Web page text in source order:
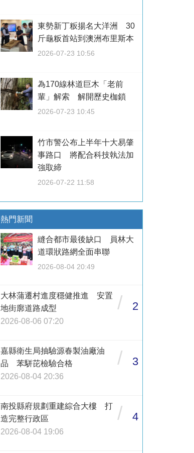
東勢新丁粄揚名大洋洲 30
斤龜粄首站到澳洲布里斯本
2026-07-23 10:56
為170線林道巨木「老前
輩」解索 解開歷史枷鎖
2026-07-23 10:45
竹市警公布上半年十大易肇
事路口 將配合科技執法加
強取締
2026-07-22 11:58
熱門新聞
縫合都市最後缺口 員林大
道環狀路網全面串聯
2026-08-04 20:49
大林蒲遷村進度穩健推進 安置
地街廓道路成型
2026-08-06 07:20
/ 2
嘉縣衛生局抽驗源春製油廠油
品 苯駢芘檢驗合格
2026-08-04 20:36
/ 3
南投縣府規劃重建綜合大樓 打
造完整行政區
2026-08-04 19:06
/ 4